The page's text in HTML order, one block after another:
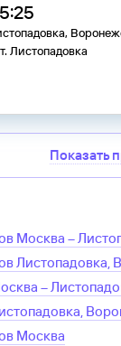
Листопадовка
Показать
Москва –
Листопадовка,
–
Москва